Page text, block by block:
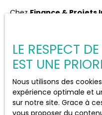
ChezFinance & Projets
connaissons
havrais. Grâce à notre
vous aidons à adapter
au profil des acheteurs
projet, vous bénéficiez
concrets pour tirer le
LE RESPECT
EST UNE
Nous utilisons des
expérience optimale et
sur notre site. Grace à
vous proposer du